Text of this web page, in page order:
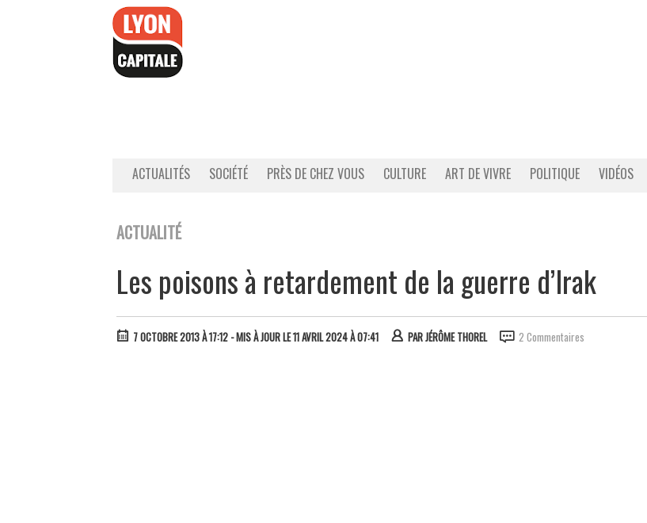
ACTUALITÉS SOCIÉTÉ PRÈS DE CHEZ VOUS CULTURE ART DE VIVRE POLITIQUE VIDÉOS
ACTUALITÉ
Les poisons à retardement de la guerre d’Irak
7 OCTOBRE 2013 À 17:12 - MIS À JOUR LE 11 AVRIL 2024 À 07:41 PARJÉRÔME THOREL 2 Commentaires